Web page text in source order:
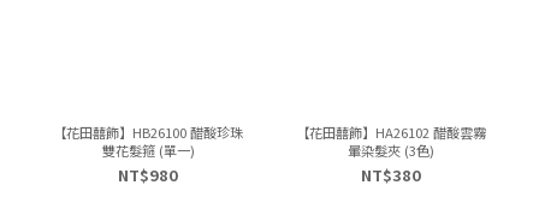
【花田囍飾】HB26100 醋酸珍珠
雙花髮箍 (單一)
NT$980
【花田囍飾】HA26102 醋酸雲霧
暈染髮夾 (3色)
NT$380